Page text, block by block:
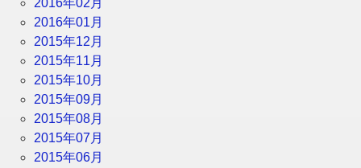
2016年01月
2015年12月
2015年11月
2015年10月
2015年09月
2015年08月
2015年07月
2015年06月